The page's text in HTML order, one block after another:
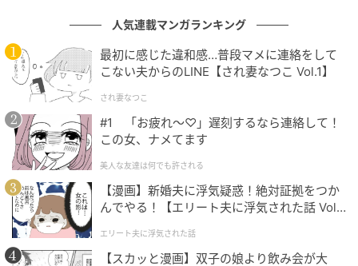
■メールアドレス：yuming@allnightnippon.com
■番組X：@yuming_anng
■番組ハッシュタグ #ユーミンANNG
◆この番組は、radikoのタイムフリー機能で、放送1週
間後まで聴くことができる。
⇒https://radiko.jp/share/?
sid=LFR&t=20260626220000
元記事で読む
次の記事
人気連載マンガランキング
最初に感じた違和感…普段マメに連絡をして
こない夫からのLINE【され妻なつこ Vol.1】
され妻なつこ
#1 「お疲れ〜♡」遅刻するなら連絡して！
この女、ナメてます
美人な友達は何でも許される
【漫画】新婚夫に浮気疑惑！絶対証拠をつか
んでやる！【エリート夫に浮気された話 Vol.
エリート夫に浮気された話
【スカッと漫画】双子の娘より飲み会が大